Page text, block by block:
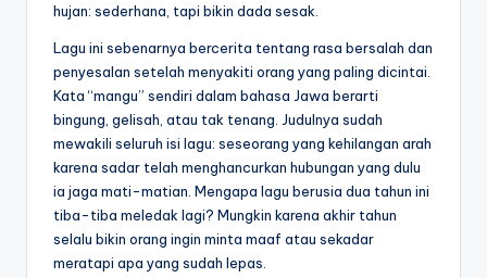
hujan: sederhana, tapi bikin dada sesak.
Lagu ini sebenarnya bercerita tentang rasa bersalah dan
penyesalan setelah menyakiti orang yang paling dicintai.
Kata “mangu” sendiri dalam bahasa Jawa berarti
bingung, gelisah, atau tak tenang. Judulnya sudah
mewakili seluruh isi lagu: seseorang yang kehilangan arah
karena sadar telah menghancurkan hubungan yang dulu
ia jaga mati-matian. Mengapa lagu berusia dua tahun ini
tiba-tiba meledak lagi? Mungkin karena akhir tahun
selalu bikin orang ingin minta maaf atau sekadar
meratapi apa yang sudah lepas.